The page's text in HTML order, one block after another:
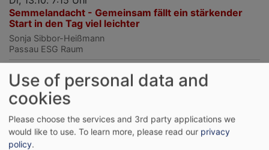
Semmelandacht - Gemeinsam fällt ein stärkender
Start in den Tag viel leichter
Sonja Sibbor-Heißmann
Passau ESG Raum
Di, 20.10. 7:15 Uhr
Semmelandacht - Gemeinsam fällt ein stärkender
Start in den Tag viel leichter
Sonja Sibbor-Heißmann
Passau ESG Raum
Use of personal data and
cookies
Please choose the services and 3rd party applications we
would like to use. To learn more, please read our privacy
policy.